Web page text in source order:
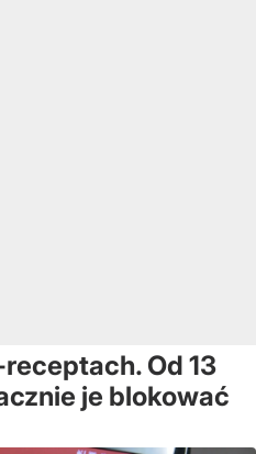
Od 13
je blokować